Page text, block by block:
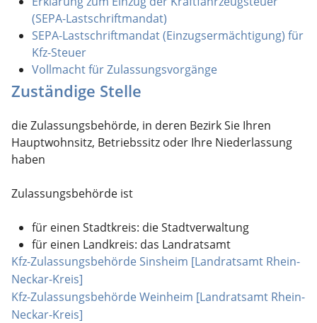
(SEPA-Lastschriftmandat)
SEPA-Lastschriftmandat (Einzugsermächtigung) für
Kfz-Steuer
Vollmacht für Zulassungsvorgänge
Zuständige Stelle
die Zulassungsbehörde, in deren Bezirk Sie Ihren
Hauptwohnsitz, Betriebssitz oder Ihre Niederlassung
haben
Zulassungsbehörde ist
für einen Stadtkreis: die Stadtverwaltung
für einen Landkreis: das Landratsamt
Kfz-Zulassungsbehörde Sinsheim [Landratsamt Rhein-
Neckar-Kreis]
Kfz-Zulassungsbehörde Weinheim [Landratsamt Rhein-
Neckar-Kreis]